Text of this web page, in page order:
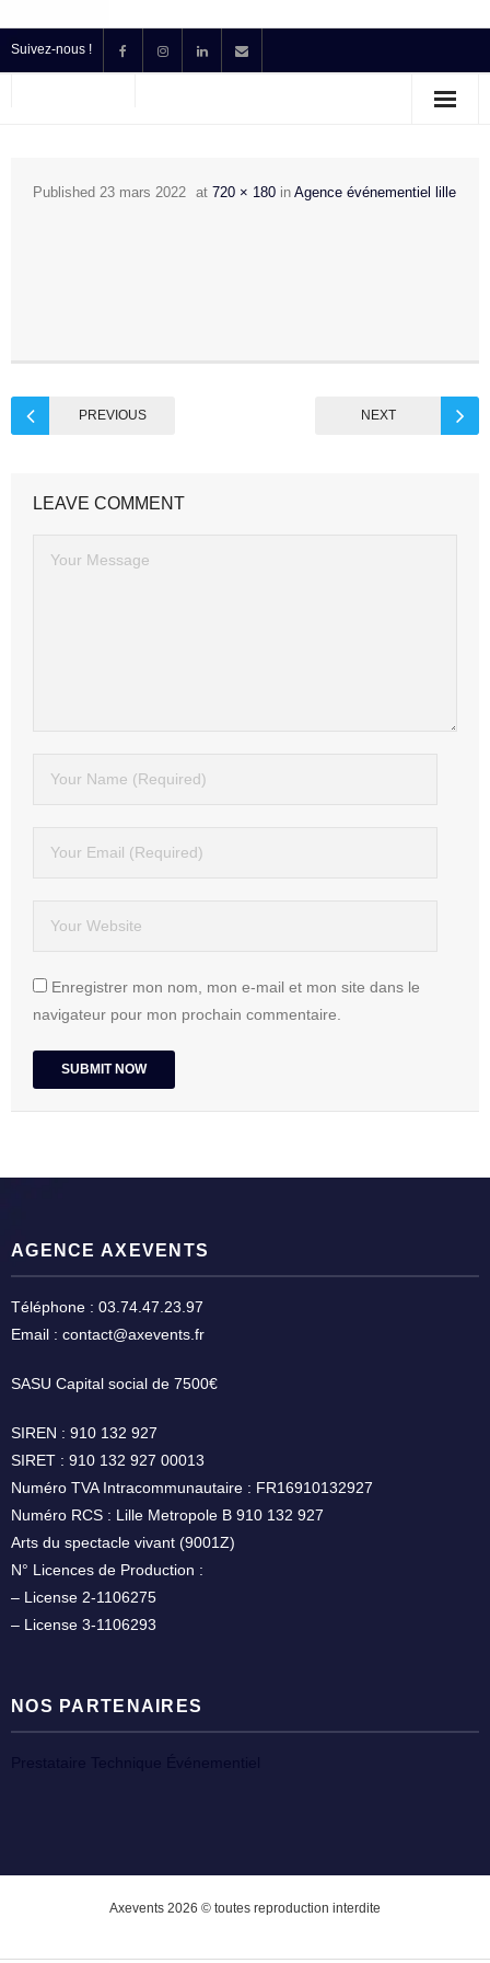
Suivez-nous !
Prestataire Technique Événementiel
Published 23 mars 2022 at 720 × 180 in Agence événementiel lille
PREVIOUS NEXT
LEAVE COMMENT
Enregistrer mon nom, mon e-mail et mon site dans le
navigateur pour mon prochain commentaire.
AGENCE AXEVENTS
Téléphone : 03.74.47.23.97
Email : contact@axevents.fr
SASU Capital social de 7500€
SIREN : 910 132 927
SIRET : 910 132 927 00013
Numéro TVA Intracommunautaire : FR16910132927
Numéro RCS : Lille Metropole B 910 132 927
Arts du spectacle vivant (9001Z)
N° Licences de Production :
– License 2-1106275
– License 3-1106293
NOS PARTENAIRES
Axevents 2026 © toutes reproduction interdite